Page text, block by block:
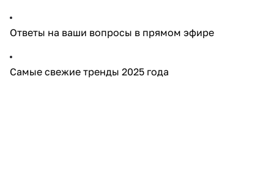
Ответы на ваши вопросы в прямом эфире
Самые свежие тренды 2025 года